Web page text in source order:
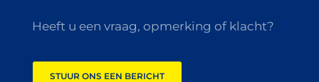
Heeft u een vraag, opmerking of klacht?
STUUR ONS EEN BERICHT